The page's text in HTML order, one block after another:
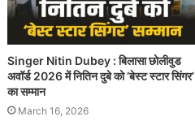
Singer Nitin Dubey : बिलासा छोलीवुड
अवॉर्ड 2026 में नितिन दुबे को ‘बेस्ट स्टार सिंगर’
का सम्मान
March 16, 2026